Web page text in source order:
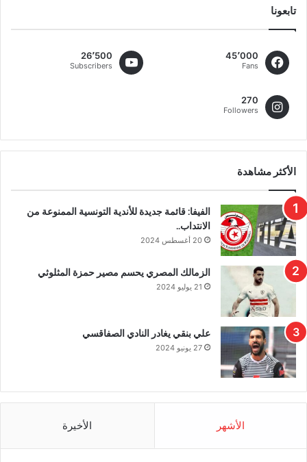
تابعونا
45٬000
Fans
26٬500
Subscribers
270
Followers
الأكثر مشاهدة
الفيفا: قائمة جديدة للأندية التونسية الممنوعة من
الانتداب..
20 أغسطس 2024
الزمالك المصري يحسم مصير حمزة المثلوثي
21 يوليو 2024
علي بنقي يغادر النادي الصفاقسي
27 يونيو 2024
الأشهر الأخيرة